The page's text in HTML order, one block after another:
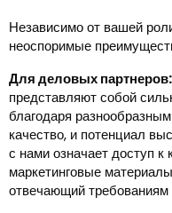
Независимо от вашей
неоспоримые
Для деловых партнеров:
представляют собой
благодаря
качество, и потенциал
с нами означает доступ
маркетинговые
отвечающий требованиям